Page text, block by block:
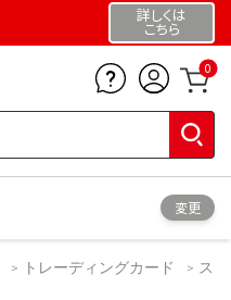
詳しくは
こちら
0
変更
トレーディングカード
ス